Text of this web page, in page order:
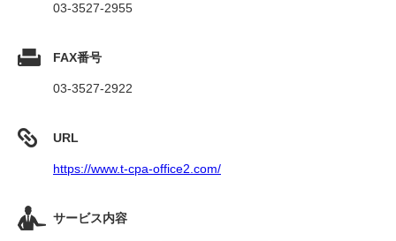
03-3527-2955
FAX番号
03-3527-2922
URL
https://www.t-cpa-office2.com/
サービス内容